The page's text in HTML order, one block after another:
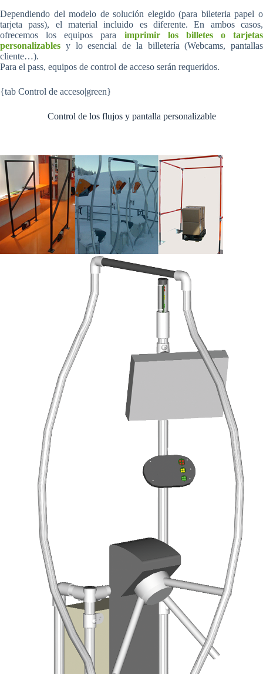
Dependiendo del modelo de solución elegido (para bileteria papel o
tarjeta pass), el material incluido es diferente. En ambos casos,
ofrecemos los equipos para imprimir los billetes o tarjetas
personalizables y lo esencial de la billetería (Webcams, pantallas
cliente…).
Para el pass, equipos de control de acceso serán requeridos.
{tab Control de acceso|green}
Control de los flujos y pantalla personalizable